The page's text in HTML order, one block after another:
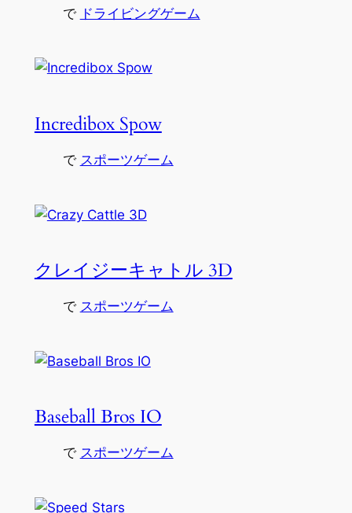
で ドライビングゲーム
Incredibox Spow
で スポーツゲーム
クレイジーキャトル 3D
で スポーツゲーム
Baseball Bros IO
で スポーツゲーム